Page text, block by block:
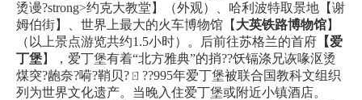
烫谩?strong>约克大教堂】（外观）、哈利波特取景地【谢
姆伯街】、世界上最大的火车博物馆【 大英铁路博物馆】
（以上景点游览共约1.5小时）。后前往苏格兰的首府 【爱
丁堡】，爱丁堡有着“北方雅典”的捎??饫镉涤兄诙喙沤烫
煤突?龅奈?嗬?鞘贝?ㄖ??995年爱丁堡被联合国教科文组织
列为世界文化遗产。当晚入住爱丁堡或附近小镇酒店。